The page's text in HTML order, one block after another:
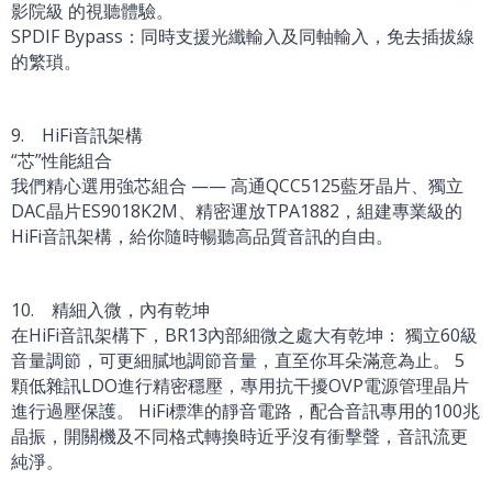
影院級 的視聽體驗。
SPDIF Bypass：同時支援光纖輸入及同軸輸入，免去插拔線
的繁瑣。
9. HiFi音訊架構
“芯”性能組合
我們精心選用強芯組合 —— 高通QCC5125藍牙晶片、獨立
DAC晶片ES9018K2M、精密運放TPA1882，組建專業級的
HiFi音訊架構，給你隨時暢聽高品質音訊的自由。
10. 精細入微，內有乾坤
在HiFi音訊架構下，BR13內部細微之處大有乾坤： 獨立60級
音量調節，可更細膩地調節音量，直至你耳朵滿意為止。 5
顆低雜訊LDO進行精密穩壓，專用抗干擾OVP電源管理晶片
進行過壓保護。 HiFi標準的靜音電路，配合音訊專用的100兆
晶振，開關機及不同格式轉換時近乎沒有衝擊聲，音訊流更
純淨。